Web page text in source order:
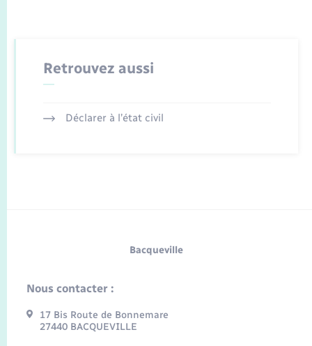
Retrouvez aussi
Déclarer à l’état civil
Bacqueville
Nous contacter :
17 Bis Route de Bonnemare
27440 BACQUEVILLE